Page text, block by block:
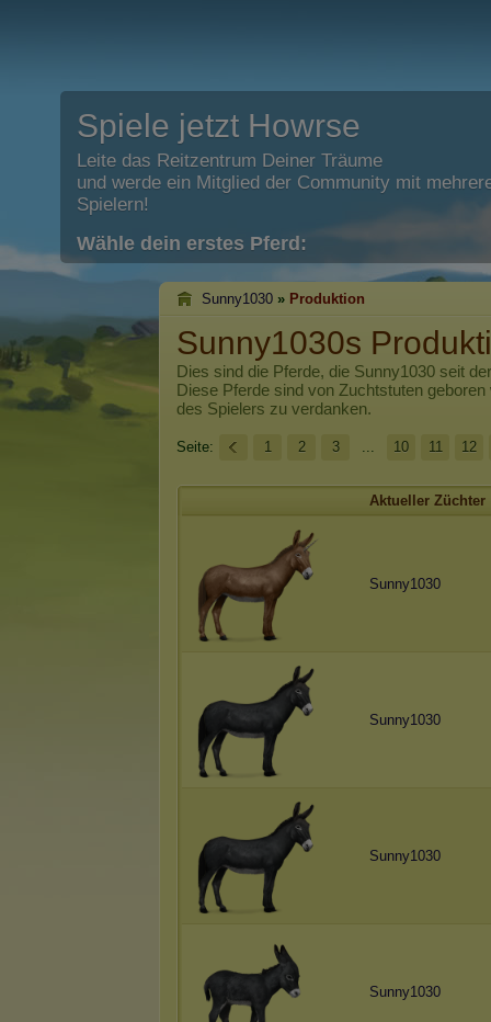
Spiele jetzt Howrse
Leite das Reitzentrum Deiner Träume
und werde ein Mitglied der Community mit
Spielern!
Wähle dein erstes Pferd:
Sunny1030 » Produktion
Sunny1030s
Dies sind die Pferde, die Sunny1030 seit
Diese Pferde sind von Zuchtstuten
des Spielers zu verdanken.
Seite: 1 2 3 ... 10 11 12
Aktueller Züchter
Sunny1030
Sunny1030
Sunny1030
Sunny1030